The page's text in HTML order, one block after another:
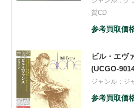
質CD
参考買取価
ビル・エヴ
(UCGO-
ジャンル： ジ
参考買取価